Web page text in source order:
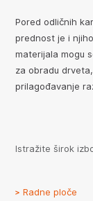
Pored odličnih
prednost je i
materijala mogu
za obradu
prilagođavanje
Istražite širok
Radne ploče